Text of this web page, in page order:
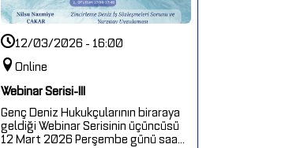
12/03/2026 - 16:00
Online
Webinar Serisi-III
Genç Deniz Hukukçularının biraraya
geldiği Webinar Serisinin üçüncüsü
12 Mart 2026 Perşembe günü saa...